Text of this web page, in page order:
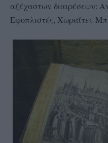
αξέχαστων διαιρέσεων:
Εφοπλιστές, Χωραΐτες-